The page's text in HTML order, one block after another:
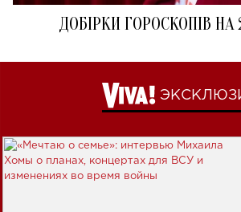
ДОБІРКИ ГОРОСКОПІВ НА